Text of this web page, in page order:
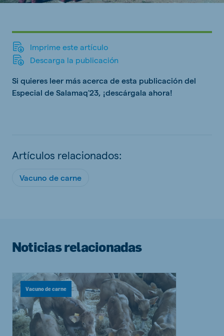
Imprime este artículo
Descarga la publicación
Si quieres leer más acerca de esta publicación del
Especial de Salamaq'23, ¡descárgala ahora!
Artículos relacionados:
Vacuno de carne
Noticias relacionadas
Vacuno de carne